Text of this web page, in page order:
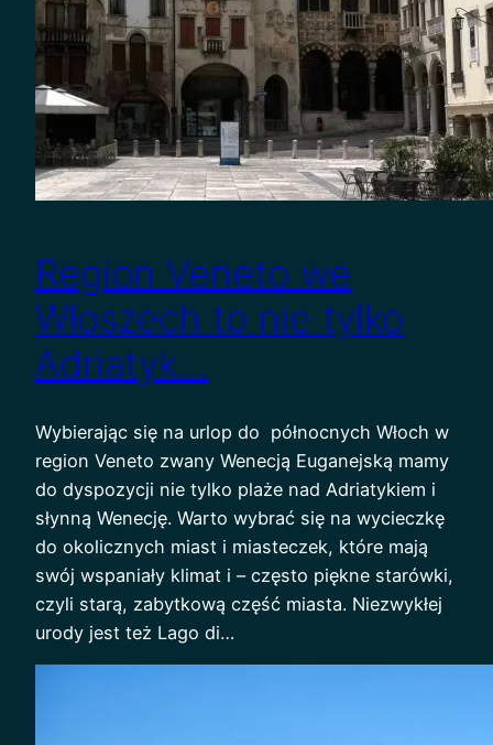
Region Veneto we
Włoszech to nie tylko
Adriatyk…
Wybierając się na urlop do północnych Włoch w
region Veneto zwany Wenecją Euganejską mamy
do dyspozycji nie tylko plaże nad Adriatykiem i
słynną Wenecję. Warto wybrać się na wycieczkę
do okolicznych miast i miasteczek, które mają
swój wspaniały klimat i – często piękne starówki,
czyli starą, zabytkową część miasta. Niezwykłej
urody jest też Lago di…